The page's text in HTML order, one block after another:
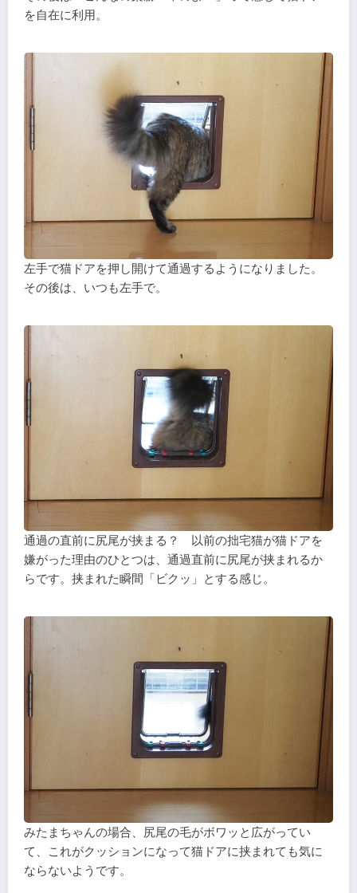
を自在に利用。
左手で猫ドアを押し開けて通過するようになりました。
その後は、いつも左手で。
通過の直前に尻尾が挟まる？ 以前の拙宅猫が猫ドアを
嫌がった理由のひとつは、通過直前に尻尾が挟まれるか
らです。挟まれた瞬間「ビクッ」とする感じ。
みたまちゃんの場合、尻尾の毛がボワッと広がってい
て、これがクッションになって猫ドアに挟まれても気に
ならないようです。